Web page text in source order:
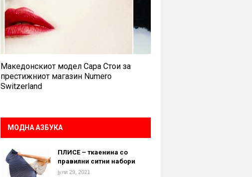
Македонскиот модел Сара Стои за
престижниот магазин Numero
Switzerland
МОДНА АЗБУКА
ПЛИСЕ – ткаенина со
правилни ситни набори
јули 29, 2021